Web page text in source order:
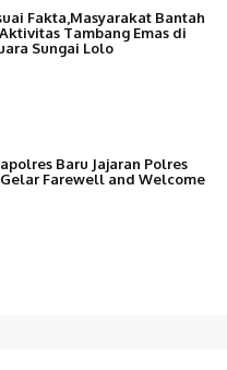
Fakta,Masyarakat Bantah
Tambang Emas di
Sungai Lolo
Baru Jajaran Polres
Gelar Farewell and Welcome